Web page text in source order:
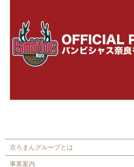
京ろまんグループとは
事業案内